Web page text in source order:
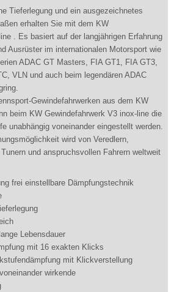
Tieferlegung und ein ausgezeichnetes
erhalten Sie mit dem KW
. Es basiert auf der langjährigen Erfahrung
Ausrüster im internationalen Motorsport wie
ADAC GT Masters, FIA GT1, FIA GT3,
VLN und auch beim legendären ADAC
Gewindefahrwerken aus dem KW
beim KW Gewindefahrwerk V3 inox-line die
unabhängig voneinander eingestellt werden.
wird von Veredlern,
und anspruchsvollen Fahrern weltweit
frei einstellbare Dämpfungstechnik
Lebensdauer
mit 16 exakten Klicks
mit Klickverstellung
wirkende